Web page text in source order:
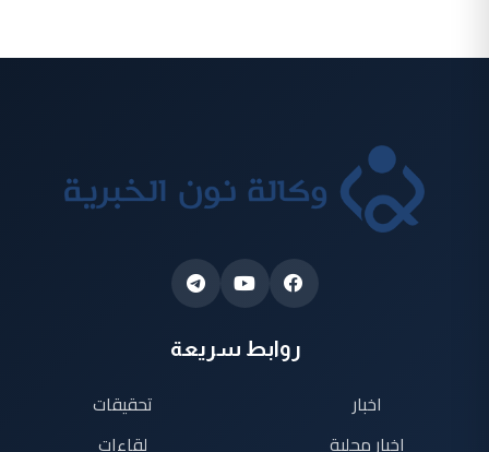
روابط سريعة
اخبار
اخبار محلية
تحقيقات
لقاءات